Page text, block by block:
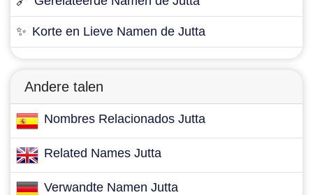
✨ Korte en Lieve Namen de Jutta
Andere talen
Nombres Relacionados Jutta
Related Names Jutta
Verwandte Namen Jutta